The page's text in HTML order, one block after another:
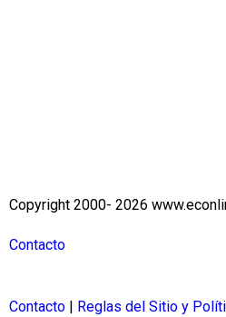
Copyright 2000- 2026
Contacto
Contacto Reglas del Sitio y